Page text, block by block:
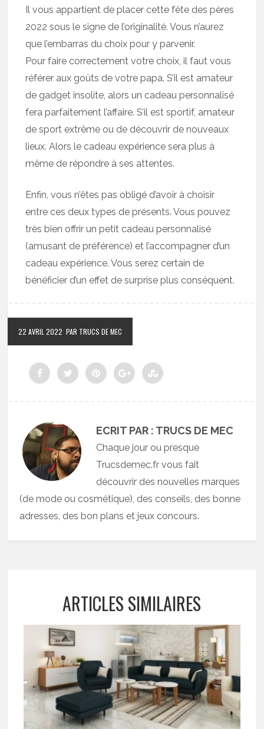
Il vous appartient de placer cette fête des pères
2022 sous le signe de l’originalité. Vous n’aurez
que l’embarras du choix pour y parvenir.
Pour faire correctement votre choix, il faut vous
référer aux goûts de votre papa. S’il est amateur
de gadget insolite, alors un cadeau personnalisé
fera parfaitement l’affaire. S’il est sportif, amateur
de sport extrême ou de découvrir de nouveaux
lieux. Alors le cadeau expérience sera plus à
même de répondre à ses attentes.
Enfin, vous n’êtes pas obligé d’avoir à choisir
entre ces deux types de présents. Vous pouvez
très bien offrir un petit cadeau personnalisé
(amusant de préférence) et l’accompagner d’un
cadeau expérience. Vous serez certain de
bénéficier d’un effet de surprise plus conséquent.
22 AVRIL 2022 PAR TRUCS DE MEC
ECRIT PAR : TRUCS DE MEC
Chaque jour ou presque
Trucsdemec.fr vous fait
découvrir des nouvelles marques
(de mode ou cosmétique), des conseils, des bonne
adresses, des bon plans et jeux concours.
ARTICLES SIMILAIRES